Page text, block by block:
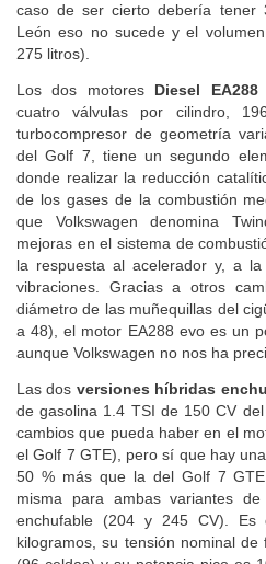
caso de ser cierto debería tener
León eso no sucede y el
275 litros).
Los dos motores Diesel EA288
cuatro válvulas por cilindro,
turbocompresor de geometría
del Golf 7, tiene un segundo
donde realizar la reducción
de los gases de la combustión
que Volkswagen denomina
mejoras en el sistema de
la respuesta al acelerador y, a
vibraciones. Gracias a otros
diámetro de las muñequillas del
a 48), el motor EA288 evo es un
aunque Volkswagen no nos ha
Las dos versiones híbridas
de gasolina 1.4 TSI de 150 CV
cambios que pueda haber en el
el Golf 7 GTE), pero sí que hay
50 % más que la del Golf 7
misma para ambas variantes
enchufable (204 y 245 CV).
kilogramos, su tensión nominal